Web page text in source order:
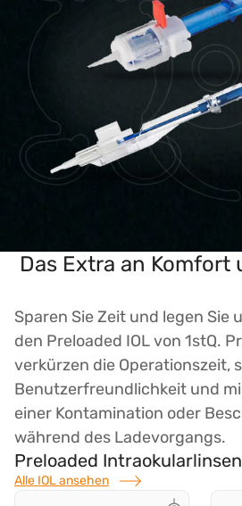
Das Extra an Komfort
Sparen Sie Zeit und legen Sie
den Preloaded IOL von 1stQ.
verkürzen die Operationszeit,
Benutzerfreundlichkeit und
einer Kontamination oder
während des Ladevorgangs.
Preloaded
Alle IOL ansehen